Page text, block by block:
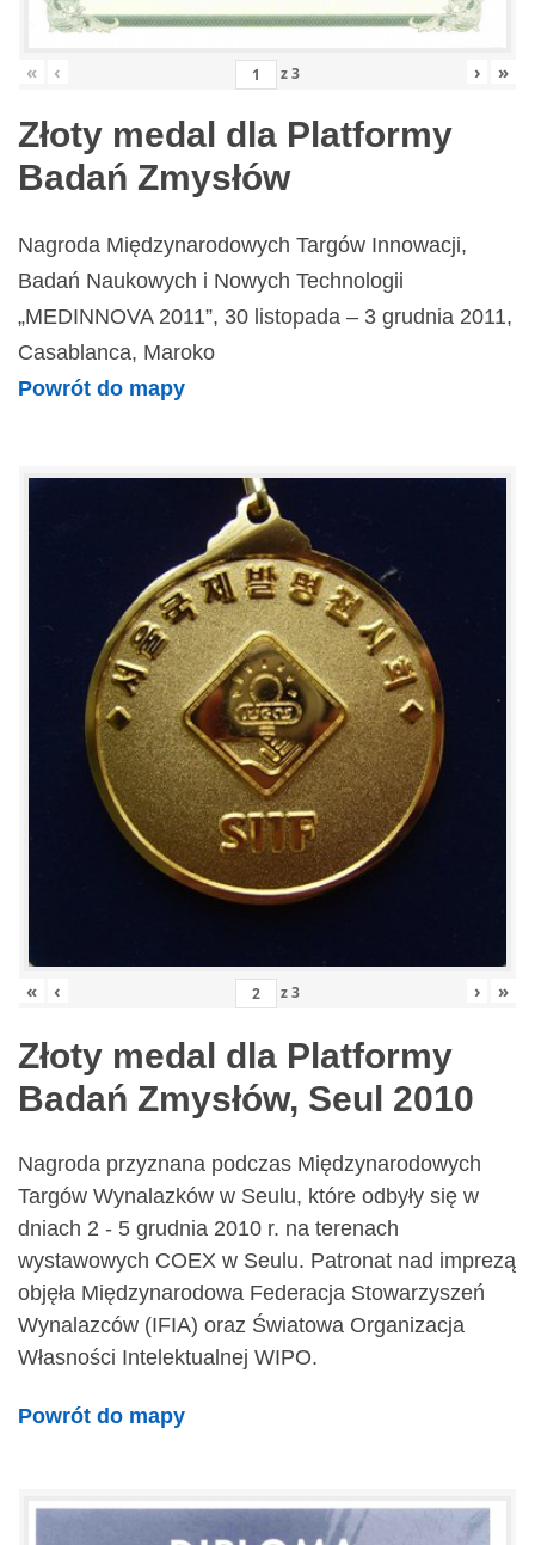
« ‹ z3 › »
Złoty medal dla Platformy
Badań Zmysłów
Nagroda Międzynarodowych Targów Innowacji,
Badań Naukowych i Nowych Technologii
„MEDINNOVA 2011”, 30 listopada – 3 grudnia 2011,
Casablanca, Maroko
Powrót do mapy
« ‹ z3 › »
Złoty medal dla Platformy
Badań Zmysłów, Seul 2010
Nagroda przyznana podczas Międzynarodowych
Targów Wynalazków w Seulu, które odbyły się w
dniach 2 - 5 grudnia 2010 r. na terenach
wystawowych COEX w Seulu. Patronat nad imprezą
objęła Międzynarodowa Federacja Stowarzyszeń
Wynalazców (IFIA) oraz Światowa Organizacja
Własności Intelektualnej WIPO.
Powrót do mapy